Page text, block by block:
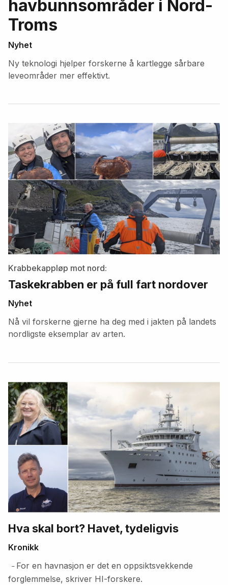
havbunnsområder i Nord-
Troms
Nyhet
Ny teknologi hjelper forskerne å kartlegge sårbare
leveområder mer effektivt.
Krabbekappløp mot nord:
Taskekrabben er på full fart nordover
Nyhet
Nå vil forskerne gjerne ha deg med i jakten på landets
nordligste eksemplar av arten.
Hva skal bort? Havet, tydeligvis
Kronikk
– For en havnasjon er det en oppsiktsvekkende
forglemmelse, skriver HI-forskere.